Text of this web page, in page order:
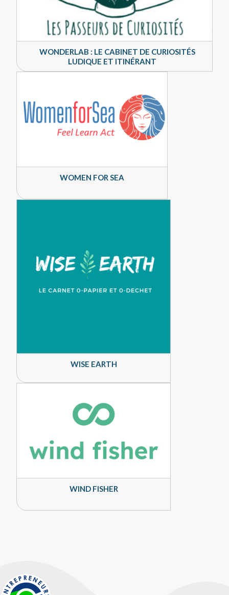
WONDERLAB : LE CABINET DE CURIOSITÉS
LUDIQUE ET ITINÉRANT
WOMEN FOR SEA
WISE EARTH
WIND FISHER